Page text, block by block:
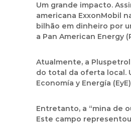
Um grande impacto.
americana ExxonMobil
bilhão em dinheiro por
a Pan American Energy
Atualmente, a
do total da oferta local.
Economía y Energía
Entretanto, a “mina de
Este campo